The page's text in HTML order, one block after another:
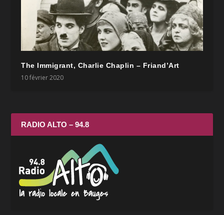
The Immigrant, Charlie Chaplin – Friand’Art
10 février 2020
RADIO ALTO – 94.8